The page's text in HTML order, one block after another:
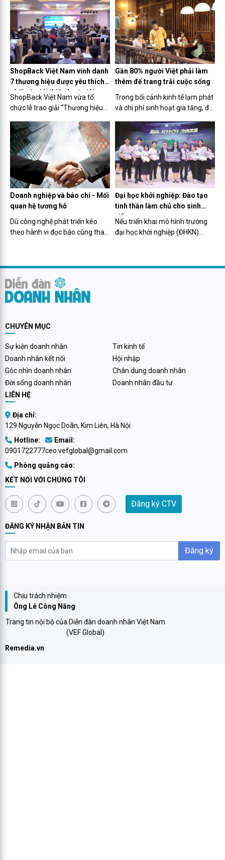
người dùng có xu hướng cắt
giảm chi tiêu, nhiều vị trí công
việc bị đe dọa... vẫn đang len lỏi
và ảnh hưởng...
Why (tựa Việt: Bắt đầu với câu
hỏi tại sao). Start with Why đã
giúp mở rộng tầm nhìn và thay
đổi suy nghĩ của rất...
ShopBack Việt Nam vinh danh
7 thương hiệu được yêu thích
nhất và giới thiệu loạt giải
pháp mới
ShopBack Việt Nam vừa tổ
chức lễ trao giải “Thương hiệu
ShopBack Việt Nam 2023” để
tôn vinh các đối tác với sản
phẩm và dịch vụ đã chiếm được
lòng tin của người dùng trong
năm...
Gần 80% người Việt phải làm
thêm để trang trải cuộc sống
Trong bối cảnh kinh tế lạm phát
và chi phí sinh hoạt gia tăng, để
trang trải cuộc sống, rất nhiều
người Việt Nam phải làm thêm
nghề tay trái.
Doanh nghiệp và báo chí - Mối
quan hệ tương hỗ
Dù công nghệ phát triển kéo
theo hành vi đọc báo cũng thay
Đại học khởi nghiệp: Đào tạo
tinh thần làm chủ cho sinh
viên
Nếu triển khai mô hình trường
đại học khởi nghiệp (ĐHKN)
CHUYÊN MỤC
Sự kiện doanh nhân
Tin kinh tế
Doanh nhân kết nối
Hội nhập
Góc nhìn doanh nhân
Chân dung doanh nhân
Đời sống doanh nhân
Doanh nhân đầu tư
LIÊN HỆ
Địa chỉ:
129 Nguyễn Ngọc Doãn, Kim Liên, Hà Nội
Hotline:
0901722777
Email:
ceo.vefglobal@gmail.com
Phòng quảng cáo:
KẾT NỐI VỚI CHÚNG TÔI
Đăng ký CTV
ĐĂNG KÝ NHẬN BẢN TIN
Đăng ký
Chịu trách nhiệm
Ông Lê Công Năng
Trang tin nội bộ của Diễn đàn doanh nhân Việt Nam
(VEF Global)
Remedia.vn